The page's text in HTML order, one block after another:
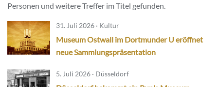
Personen und weitere Treffer im Titel gefunden.
31. Juli 2026 · Kultur
Museum Ostwall im Dortmunder U eröffnet
neue Sammlungspräsentation
5. Juli 2026 · Düsseldorf